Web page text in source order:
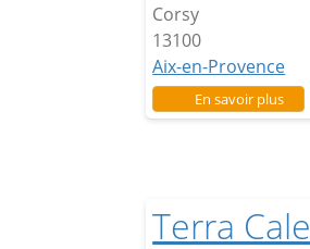
Corsy
13100
Aix-en-Provence
En savoir plussur
Terra